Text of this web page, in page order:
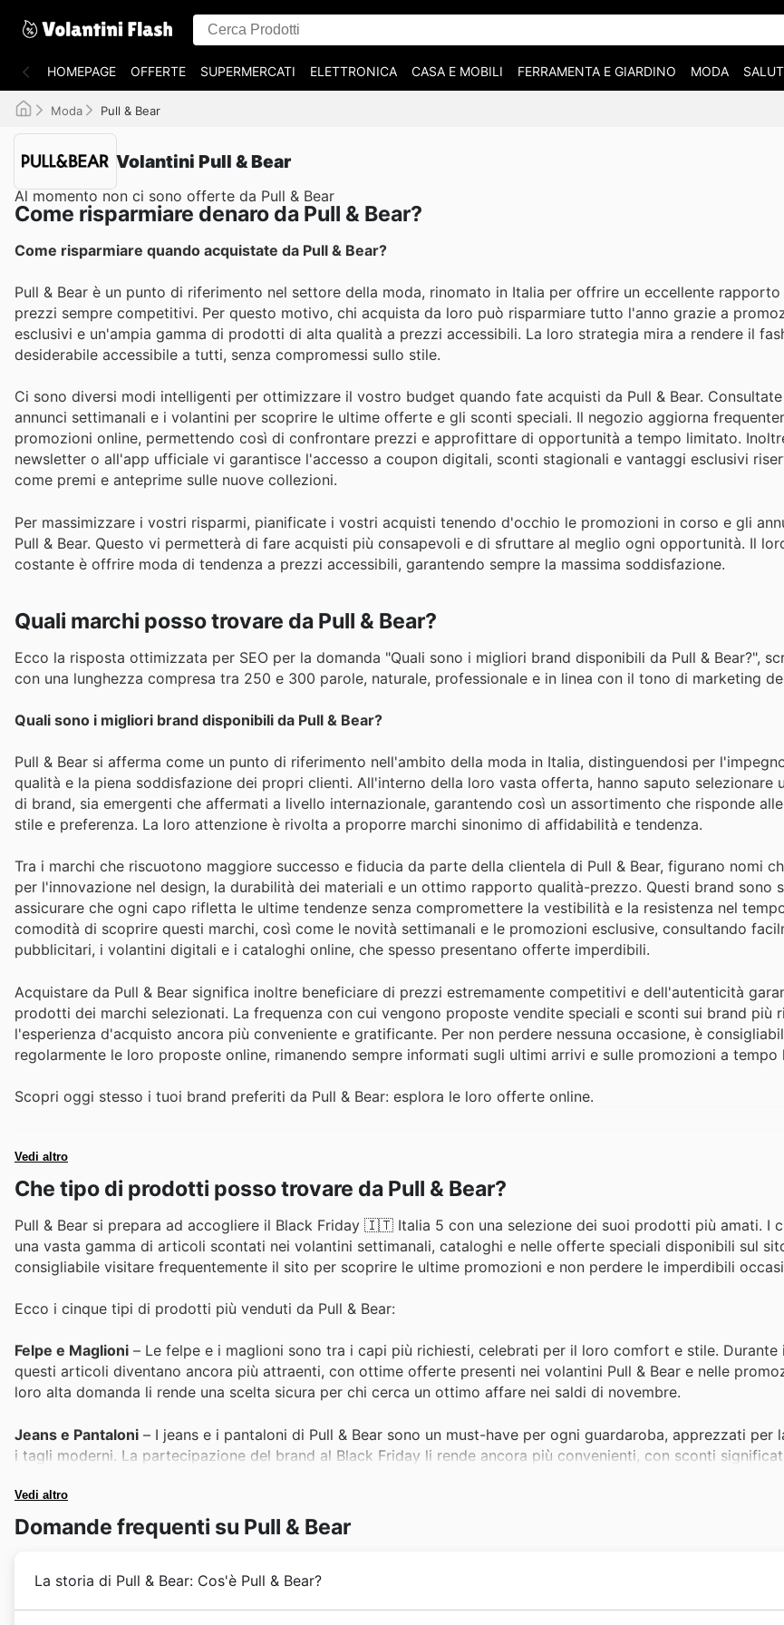
HOMEPAGE OFFERTE SUPERMERCATI ELETTRONICA CASA E MOBILI FERRAMENTA E GIARDINO MODA
Moda Pull & Bear
Volantini Pull & Bear
Al momento non ci sono offerte da Pull & Bear
Come risparmiare denaro da Pull & Bear?
Come risparmiare quando acquistate da Pull & Bear?
Pull & Bear è un punto di riferimento nel settore della moda, rinomato in Italia per offrire un eccellente
prezzi sempre competitivi. Per questo motivo, chi acquista da loro può risparmiare tutto l'anno grazie a
esclusivi e un'ampia gamma di prodotti di alta qualità a prezzi accessibili. La loro strategia mira a rendere il
desiderabile accessibile a tutti, senza compromessi sullo stile.
Ci sono diversi modi intelligenti per ottimizzare il vostro budget quando fate acquisti da Pull & Bear.
annunci settimanali e i volantini per scoprire le ultime offerte e gli sconti speciali. Il negozio aggiorna
promozioni online, permettendo così di confrontare prezzi e approfittare di opportunità a tempo limitato.
newsletter o all'app ufficiale vi garantisce l'accesso a coupon digitali, sconti stagionali e vantaggi esclusivi
come premi e anteprime sulle nuove collezioni.
Per massimizzare i vostri risparmi, pianificate i vostri acquisti tenendo d'occhio le promozioni in corso e gli
Pull & Bear. Questo vi permetterà di fare acquisti più consapevoli e di sfruttare al meglio ogni opportunità. Il
costante è offrire moda di tendenza a prezzi accessibili, garantendo sempre la massima soddisfazione.
Quali marchi posso trovare da Pull & Bear?
Ecco la risposta ottimizzata per SEO per la domanda "Quali sono i migliori brand disponibili da Pull & Bear?",
con una lunghezza compresa tra 250 e 300 parole, naturale, professionale e in linea con il tono di marketing
Quali sono i migliori brand disponibili da Pull & Bear?
Pull & Bear si afferma come un punto di riferimento nell'ambito della moda in Italia, distinguendosi per
qualità e la piena soddisfazione dei propri clienti. All'interno della loro vasta offerta, hanno saputo selezionare
di brand, sia emergenti che affermati a livello internazionale, garantendo così un assortimento che risponde
stile e preferenza. La loro attenzione è rivolta a proporre marchi sinonimo di affidabilità e tendenza.
Tra i marchi che riscuotono maggiore successo e fiducia da parte della clientela di Pull & Bear, figurano nomi
per l'innovazione nel design, la durabilità dei materiali e un ottimo rapporto qualità-prezzo. Questi brand sono
assicurare che ogni capo rifletta le ultime tendenze senza compromettere la vestibilità e la resistenza nel
comodità di scoprire questi marchi, così come le novità settimanali e le promozioni esclusive, consultando
pubblicitari, i volantini digitali e i cataloghi online, che spesso presentano offerte imperdibili.
Acquistare da Pull & Bear significa inoltre beneficiare di prezzi estremamente competitivi e dell'autenticità
prodotti dei marchi selezionati. La frequenza con cui vengono proposte vendite speciali e sconti sui brand più
l'esperienza d'acquisto ancora più conveniente e gratificante. Per non perdere nessuna occasione, è
regolarmente le loro proposte online, rimanendo sempre informati sugli ultimi arrivi e sulle promozioni a tempo
Scopri oggi stesso i tuoi brand preferiti da Pull & Bear: esplora le loro offerte online.
Vedi altro
Che tipo di prodotti posso trovare da Pull & Bear?
Pull & Bear si prepara ad accogliere il Black Friday 🇮🇹 Italia 5 con una selezione dei suoi prodotti più amati. I
una vasta gamma di articoli scontati nei volantini settimanali, cataloghi e nelle offerte speciali disponibili sul
consigliabile visitare frequentemente il sito per scoprire le ultime promozioni e non perdere le imperdibili
Ecco i cinque tipi di prodotti più venduti da Pull & Bear:
Felpe e Maglioni – Le felpe e i maglioni sono tra i capi più richiesti, celebrati per il loro comfort e stile. Durante
questi articoli diventano ancora più attraenti, con ottime offerte presenti nei volantini Pull & Bear e nelle
loro alta domanda li rende una scelta sicura per chi cerca un ottimo affare nei saldi di novembre.
Jeans e Pantaloni – I jeans e i pantaloni di Pull & Bear sono un must-have per ogni guardaroba, apprezzati per
i tagli moderni. La partecipazione del brand al Black Friday li rende ancora più convenienti, con sconti
T-shirt e Top
– Le t-shirt e i top sono sempre tra i prodotti più venduti, perfetti per creare outfit casual e alla
l'avvicinarsi del Black Friday, questi capi fondamentali sono protagonisti delle Pull & Bear deals, offrendo
promozioni.
Vedi altro
Domande frequenti su Pull & Bear
La storia di Pull & Bear: Cos'è Pull & Bear?